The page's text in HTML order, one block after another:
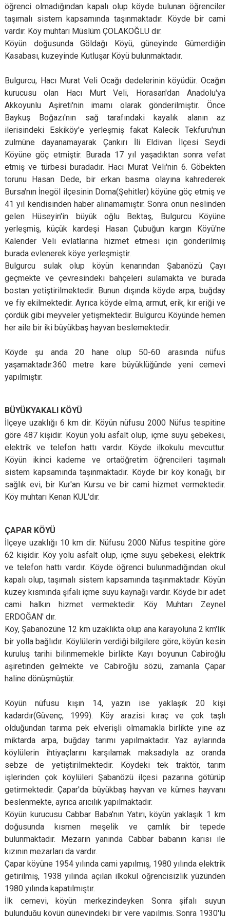
öğrenci olmadığından kapalı olup köyde bulunan öğrenciler
taşımalı sistem kapsamında taşınmaktadır. Köyde bir cami
vardır. Köy muhtarı Müslüm ÇOLAKOĞLU dır.
Köyün doğusunda Göldağı Köyü, güneyinde Gümerdiğin
Kasabası, kuzeyinde Kutluşar Köyü bulunmaktadır.
Bulgurcu, Hacı Murat Veli Ocağı dedelerinin köyüdür. Ocağın
kurucusu olan Hacı Murt Veli, Horasan'dan Anadolu'ya
Akkoyunlu Aşireti'nin imamı olarak gönderilmiştir. Önce
Baykuş Boğazı'nın sağ tarafındaki kayalık alanın az
ilerisindeki Eskiköy'e yerleşmiş fakat Kalecik Tekfuru'nun
zulmüne dayanamayarak Çankırı İli Eldivan İlçesi Seydi
Köyüne göç etmiştir. Burada 17 yıl yaşadıktan sonra vefat
etmiş ve türbesi buradadır. Hacı Murat Veli'nin 6. Göbekten
torunu Hasan Dede, bir erkan basma olayına kahrederek
Bursa'nın İnegöl ilçesinin Doma(Şehitler) köyüne göç etmiş ve
41 yıl kendisinden haber alınamamıştır. Sonra onun neslinden
gelen Hüseyin'in büyük oğlu Bektaş, Bulgurcu Köyüne
yerleşmiş, küçük kardeşi Hasan Çubuğun kargın Köyü'ne
Kalender Veli evlatlarına hizmet etmesi için gönderilmiş
burada evlenerek köye yerleşmiştir.
Bulgurcu sulak olup köyün kenarından Şabanözü Çayı
geçmekte ve çevresindeki bahçeleri sulamakta ve burada
bostan yetiştirilmektedir. Bunun dışında köyde arpa, buğday
ve fiy ekilmektedir. Ayrıca köyde elma, armut, erik, kır eriği ve
çördük gibi meyveler yetişmektedir. Bulgurcu Köyünde hemen
her aile bir iki büyükbaş hayvan beslemektedir.
Köyde şu anda 20 hane olup 50-60 arasında nüfus
yaşamaktadır.360 metre kare büyüklüğünde yeni cemevi
yapılmıştır.
BÜYÜKYAKALI KÖYÜ
İlçeye uzaklığı 6 km dir. Köyün nüfusu 2000 Nüfus tespitine
göre 487 kişidir. Köyün yolu asfalt olup, içme suyu şebekesi,
elektrik ve telefon hattı vardır. Köyde ilkokulu mevcuttur.
Köyün ikinci kademe ve ortaöğretim öğrencileri taşımalı
sistem kapsamında taşınmaktadır. Köyde bir köy konağı, bir
sağlık evi, bir Kur'an Kursu ve bir cami hizmet vermektedir.
Köy muhtarı Kenan KUL'dır.
ÇAPAR KÖYÜ
İlçeye uzaklığı 10 km dir. Nüfusu 2000 Nüfus tespitine göre
62 kişidir. Köy yolu asfalt olup, içme suyu şebekesi, elektrik
ve telefon hattı vardır. Köyde öğrenci bulunmadığından okul
kapalı olup, taşımalı sistem kapsamında taşınmaktadır. Köyün
kuzey kısmında şifalı içme suyu kaynağı vardır. Köyde bir adet
cami halkın hizmet vermektedir. Köy Muhtarı Zeynel
ERDOĞAN' dır.
Köy, Şabanözüne 12 km uzaklıkta olup ana karayoluna 2 km'lik
bir yolla bağlıdır. Köylülerin verdiği bilgilere göre, köyün kesin
kuruluş tarihi bilinmemekle birlikte Kayı boyunun Cabiroğlu
aşiretinden gelmekte ve Cabiroğlu sözü, zamanla Çapar
haline dönüşmüştür.
Köyün nüfusu kışın 14, yazın ise yaklaşık 20 kişi
kadardır(Güvenç, 1999). Köy arazisi kıraç ve çok taşlı
olduğundan tarıma pek elverişli olmamakla birlikte yine az
miktarda arpa, buğday tarımı yapılmaktadır. Yaz aylarında
köylülerin ihtiyaçlarını karşılamak maksadıyla az oranda
sebze de yetiştirilmektedir. Köydeki tek traktör, tarım
işlerinden çok köylüleri Şabanözü ilçesi pazarına götürüp
getirmektedir. Çapar'da büyükbaş hayvan ve kümes hayvanı
beslenmekte, ayrıca arıcılık yapılmaktadır.
Köyün kurucusu Cabbar Baba'nın Yatırı, köyün yaklaşık 1 km
doğusunda kısmen meşelik ve çamlık bir tepede
bulunmaktadır. Mezarın yanında Cabbar babanın karısı ile
kızının mezarları da vardır.
Çapar köyüne 1954 yılında cami yapılmış, 1980 yılında elektrik
getirilmiş, 1938 yılında açılan ilkokul öğrencisizlik yüzünden
1980 yılında kapatılmıştır.
İlk cemevi, köyün merkezindeyken Sonra şifalı suyun
bulunduğu köyün güneyindeki bir yere yapılmış. Sonra 1930'lu